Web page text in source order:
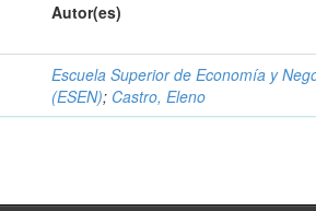
Autor(es)
Escuela Superior de Economía y
(ESEN); Castro, Eleno